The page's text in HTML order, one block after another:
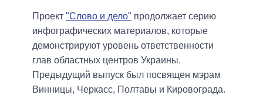
Проект "Слово и дело" продолжает серию
инфографических материалов, которые
демонстрируют уровень ответственности
глав областных центров Украины.
Предыдущий выпуск был посвящен мэрам
Винницы, Черкасс, Полтавы и Кировограда.